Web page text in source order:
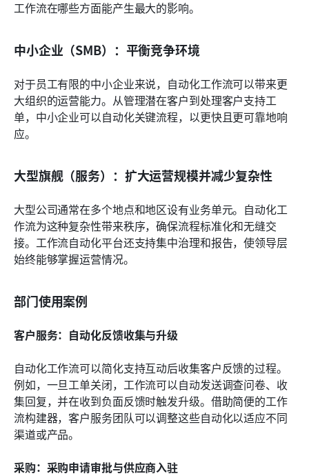
工作流在哪些方面能产生最大的影响。
中小企业（SMB）：平衡竞争环境
对于员工有限的中小企业来说，自动化工作流可以带来更
大组织的运营能力。从管理潜在客户到处理客户支持工
单，中小企业可以自动化关键流程，以更快且更可靠地响
应。
大型旗舰（服务）：扩大运营规模并减少复杂性
大型公司通常在多个地点和地区设有业务单元。自动化工
作流为这种复杂性带来秩序，确保流程标准化和无缝交
接。工作流自动化平台还支持集中治理和报告，使领导层
始终能够掌握运营情况。
部门使用案例
客户服务：自动化反馈收集与升级
自动化工作流可以简化支持互动后收集客户反馈的过程。
例如，一旦工单关闭，工作流可以自动发送调查问卷、收
集回复，并在收到负面反馈时触发升级。借助简便的工作
流构建器，客户服务团队可以调整这些自动化以适应不同
渠道或产品。
采购：采购申请审批与供应商入驻